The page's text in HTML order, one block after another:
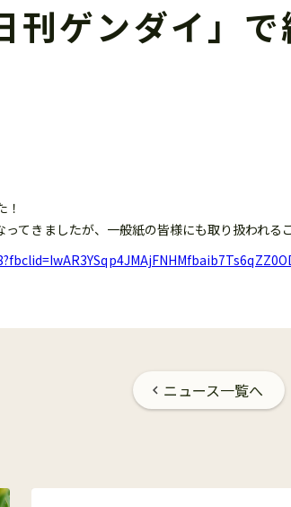
刊ゲンダイ」
てきましたが、一般紙の皆様にも取り扱われる
chevron_left ニュース一覧へ